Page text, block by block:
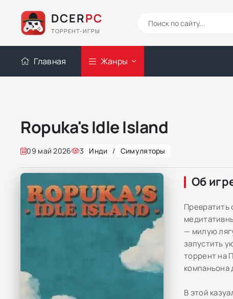
DCERPC
ТОРРЕНТ-ИГРЫ
Главная Жанры
Ropuka's Idle Island
09 май 2026 3 Инди / Симуляторы
Об
Превратить
— милую
запустить
торрент на
компаньона
В этой